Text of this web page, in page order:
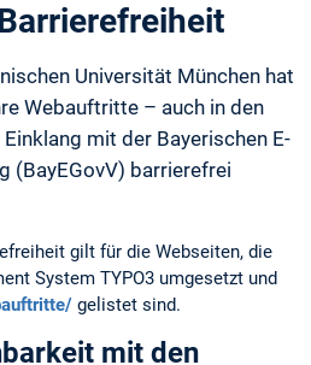
Universität München hat
Webauftritte – auch in den
mit der Bayerischen E-
(BayEGovV) barrierefrei
gilt für die Webseiten, die
System TYPO3 umgesetzt und
gelistet sind.
mit den